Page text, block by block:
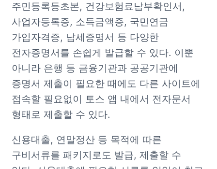
주민등록등초본, 건강보험료납부확인서,
사업자등록증, 소득금액증, 국민연금
가입자격증, 납세증명서 등 다양한
전자증명서를 손쉽게 발급할 수 있다. 이뿐
아니라 은행 등 금융기관과 공공기관에
증명서 제출이 필요한 때에도 다른 사이트에
접속할 필요없이 토스 앱 내에서 전자문서
형태로 제출할 수 있다.
신용대출, 연말정산 등 목적에 따른
구비서류를 패키지로도 발급, 제출할 수